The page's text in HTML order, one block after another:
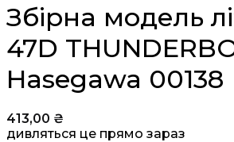
Збірна модель
47D
Hasegawa 00138
413,00 ₴
дивляться це прямо зараз